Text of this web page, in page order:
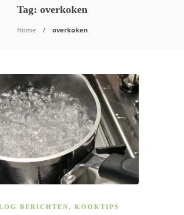
Tag: overkoken
Home overkoken
BERICHTEN, KOOKTIPS